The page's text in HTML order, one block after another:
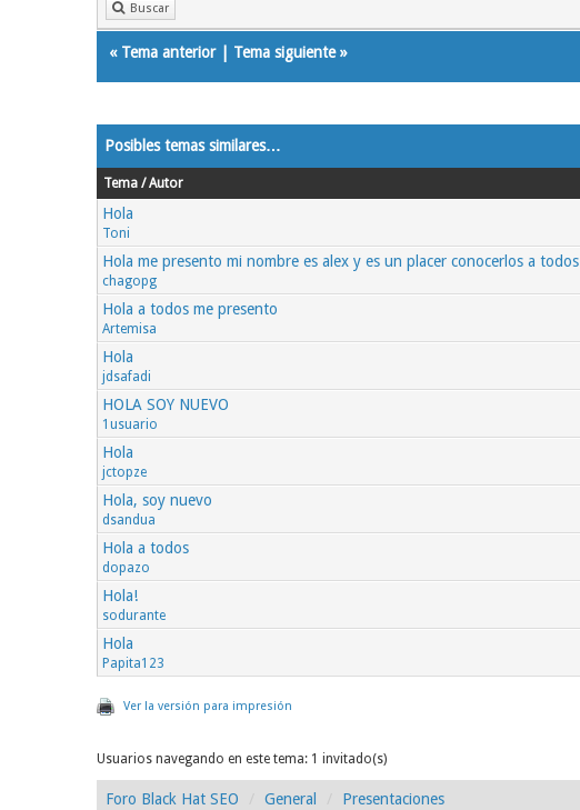
Buscar
« Tema anterior| Tema siguiente»
Posibles temas similares…
Tema / Autor
Hola
Toni
Hola me presento mi nombre es alex y es un placer conocerlos a todos
chagopg
Hola a todos me presento
Artemisa
Hola
jdsafadi
HOLA SOY NUEVO
1usuario
Hola
jctopze
Hola, soy nuevo
dsandua
Hola a todos
dopazo
Hola!
sodurante
Hola
Papita123
Ver la versión para impresión
Usuarios navegando en este tema: 1 invitado(s)
Foro Black Hat SEO General Presentaciones